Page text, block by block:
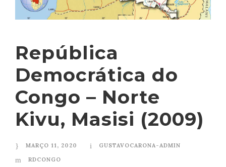
República
Democrática do
Congo – Norte
Kivu, Masisi (2009)
MARÇO 11, 2020
GUSTAVOCARONA-ADMIN
RDCONGO